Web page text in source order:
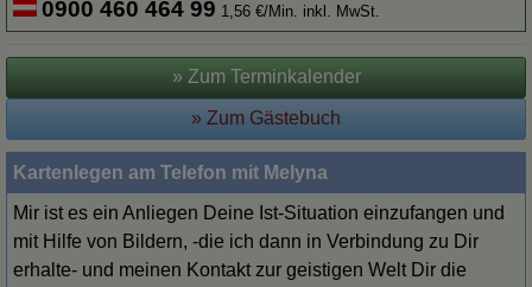
0900 460 464 99 1,56 €/Min. inkl. MwSt.
» Zum Terminkalender
» Zum Gästebuch
Kartenlegen am Telefon mit Melyna
Mir ist es ein Anliegen Deine Ist-Situation einzufangen und
mit Hilfe von Bildern, -die ich dann in Verbindung zu Dir
erhalte- und meinen Kontakt zur geistigen Welt Dir die